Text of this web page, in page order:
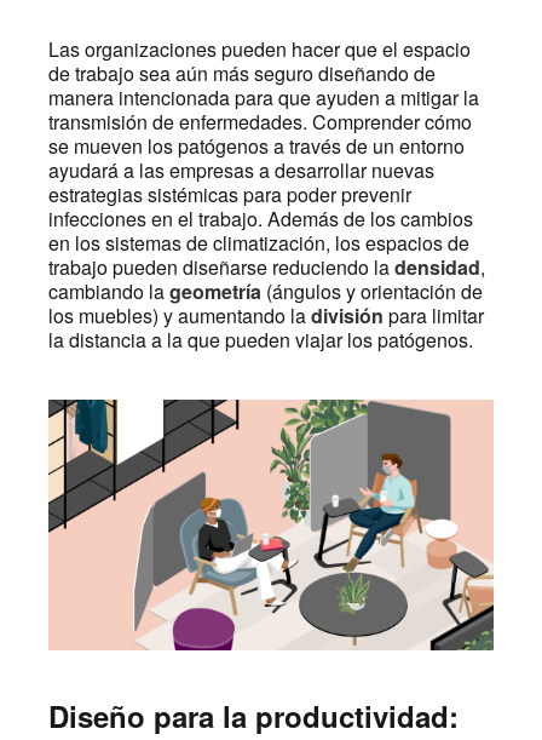
Las organizaciones pueden hacer que el espacio
de trabajo sea aún más seguro diseñando de
manera intencionada para que ayuden a mitigar la
transmisión de enfermedades. Comprender cómo
se mueven los patógenos a través de un entorno
ayudará a las empresas a desarrollar nuevas
estrategias sistémicas para poder prevenir
infecciones en el trabajo. Además de los cambios
en los sistemas de climatización, los espacios de
trabajo pueden diseñarse reduciendo ladensidad,
cambiando lageometría (ángulos y orientación de
los muebles) y aumentando ladivisión para limitar
la distancia a la que pueden viajar los patógenos.
Diseño para la productividad: